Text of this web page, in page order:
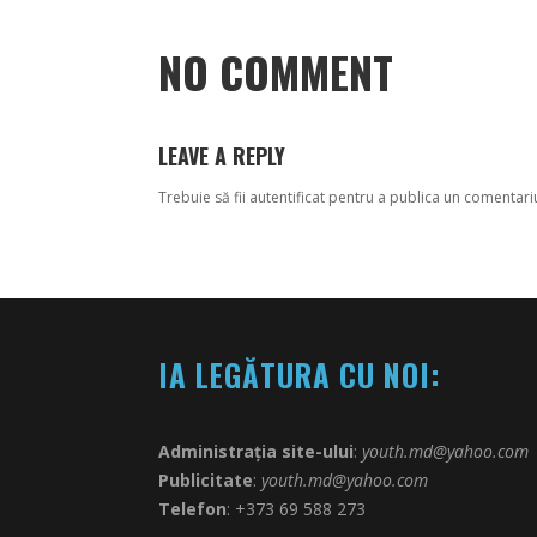
NO COMMENT
LEAVE A REPLY
Trebuie să fii autentificat pentru a publica un
IA LEGĂTURA CU NOI:
Administrația site-ului: youth.md@yahoo.com
Publicitate: youth.md@yahoo.com
Telefon: +373 69 588 273